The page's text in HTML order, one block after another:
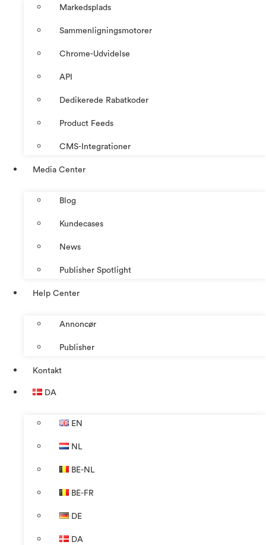
Markedsplads
Sammenligningsmotorer
Chrome-Udvidelse
API
Dedikerede Rabatkoder
Product Feeds
CMS-Integrationer
Media Center
Blog
Kundecases
News
Publisher Spotlight
Help Center
Annoncør
Publisher
Kontakt
DA
EN
NL
BE-NL
BE-FR
DE
DA